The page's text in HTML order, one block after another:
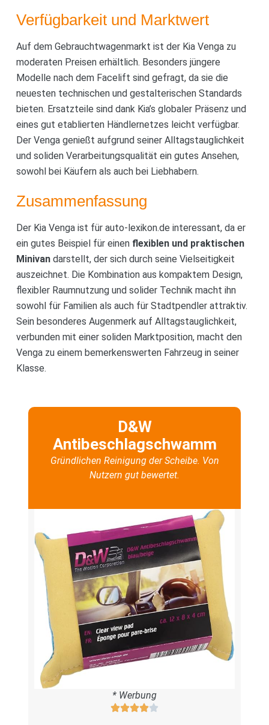
Verfügbarkeit und Marktwert
Auf dem Gebrauchtwagenmarkt ist der Kia Venga zu
moderaten Preisen erhältlich. Besonders jüngere
Modelle nach dem Facelift sind gefragt, da sie die
neuesten technischen und gestalterischen Standards
bieten. Ersatzteile sind dank Kia’s globaler Präsenz und
eines gut etablierten Händlernetzes leicht verfügbar.
Der Venga genießt aufgrund seiner Alltagstauglichkeit
und soliden Verarbeitungsqualität ein gutes Ansehen,
sowohl bei Käufern als auch bei Liebhabern.
Zusammenfassung
Der Kia Venga ist für auto-lexikon.de interessant, da er
ein gutes Beispiel für einen flexiblen und praktischen
Minivandarstellt, der sich durch seine Vielseitigkeit
auszeichnet. Die Kombination aus kompaktem Design,
flexibler Raumnutzung und solider Technik macht ihn
sowohl für Familien als auch für Stadtpendler attraktiv.
Sein besonderes Augenmerk auf Alltagstauglichkeit,
verbunden mit einer soliden Marktposition, macht den
Venga zu einem bemerkenswerten Fahrzeug in seiner
Klasse.
D&W
Antibeschlagschwamm
Gründlichen Reinigung der Scheibe. Von
Nutzern gut bewertet.
* Werbung